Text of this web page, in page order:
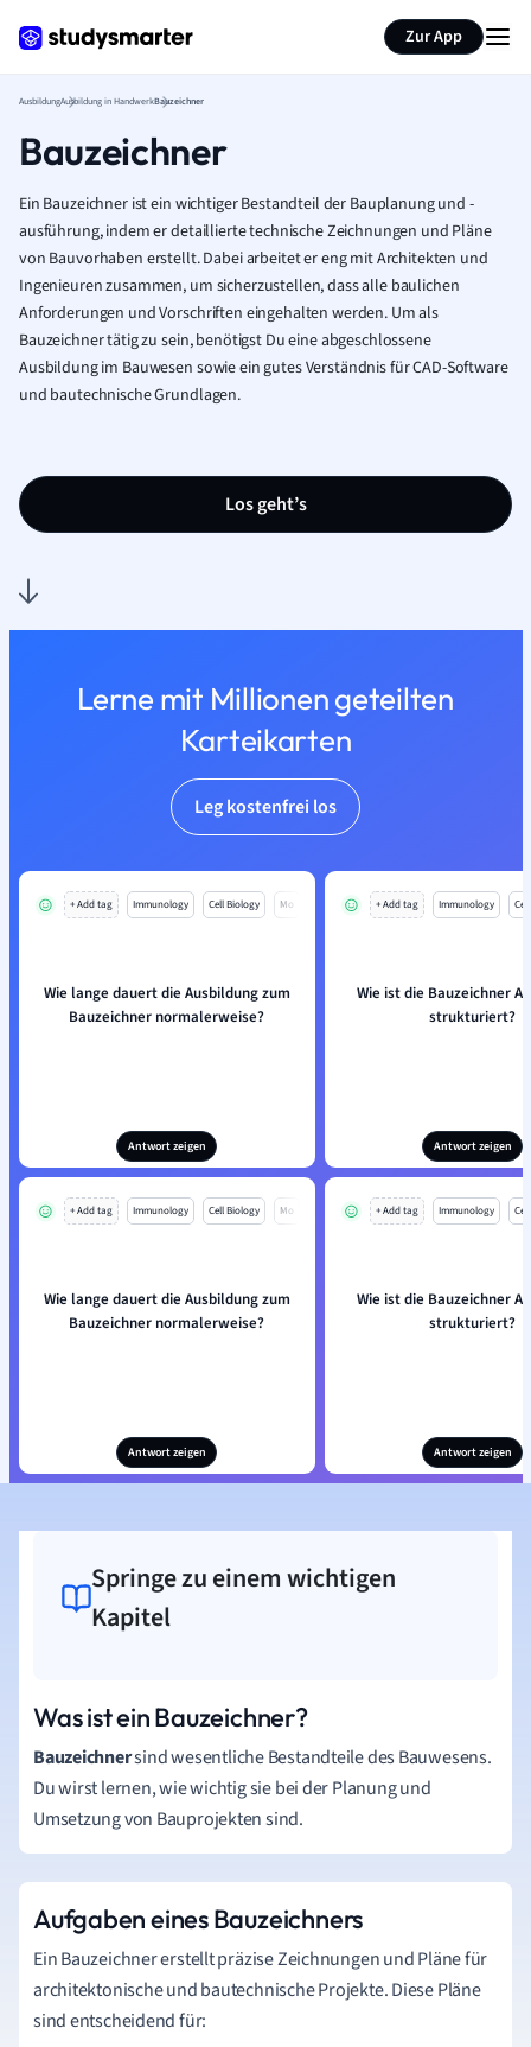
Zur App
AusbildungAusbildung in HandwerkBauzeichner
Bauzeichner
Ein Bauzeichner ist ein wichtiger Bestandteil der Bauplanung und -
ausführung, indem er detaillierte technische Zeichnungen und Pläne
von Bauvorhaben erstellt. Dabei arbeitet er eng mit Architekten und
Ingenieuren zusammen, um sicherzustellen, dass alle baulichen
Anforderungen und Vorschriften eingehalten werden. Um als
Bauzeichner tätig zu sein, benötigst Du eine abgeschlossene
Ausbildung im Bauwesen sowie ein gutes Verständnis für CAD-Software
und bautechnische Grundlagen.
Los geht’s
Lerne mit Millionen geteilten
Karteikarten
Leg kostenfrei los
+ Add tag Immunology Cell Biology Mo
Wie lange dauert die Ausbildung zum
Bauzeichner normalerweise?
Antwort zeigen
+ Add tag Immunology
Wie ist die Bauzeichner
strukturiert?
Antwort zeigen
+ Add tag Immunology Cell Biology Mo
Wie lange dauert die Ausbildung zum
Bauzeichner normalerweise?
Antwort zeigen
+ Add tag Immunology
Wie ist die Bauzeichner
strukturiert?
Antwort zeigen
Springe zu einem wichtigen
Kapitel
Was ist ein Bauzeichner?
Bauzeichnersind wesentliche Bestandteile des Bauwesens.
Du wirst lernen, wie wichtig sie bei der Planung und
Umsetzung von Bauprojekten sind.
Aufgaben eines Bauzeichners
Ein Bauzeichner erstellt präzise Zeichnungen und Pläne für
architektonische und bautechnische Projekte. Diese Pläne
sind entscheidend für: